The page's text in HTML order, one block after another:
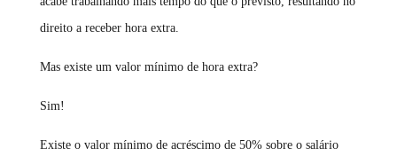
direito a receber hora extra.
Mas existe um valor mínimo de hora extra?
Sim!
Existe o valor mínimo de acréscimo de 50% sobre o salário